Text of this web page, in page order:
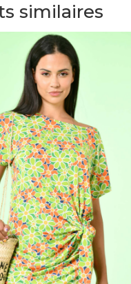
similaires